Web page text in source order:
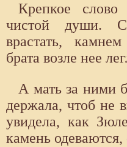
Крепкое
чистой души.
врастать,
брата возле нее
А мать за ними
держала, чтоб не
увидела, как
камень одеваются,